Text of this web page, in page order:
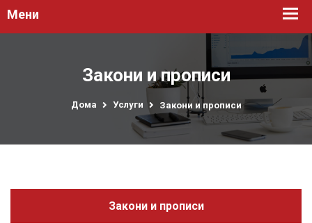
Мени
Закони и прописи
Дома Услуги Закони и прописи
Закони и прописи